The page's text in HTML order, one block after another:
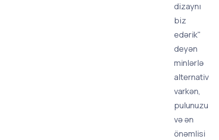
dizaynı
biz
edərik"
deyən
minlərlə
alternativ
varkən,
pulunuzu
və ən
önəmlisi